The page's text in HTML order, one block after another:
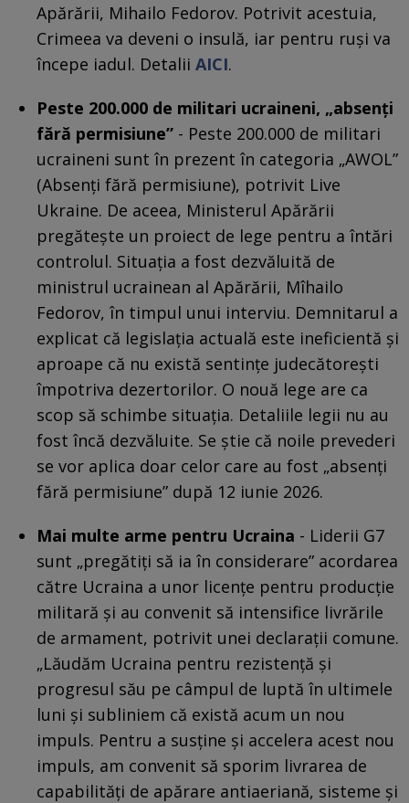
Apărării, Mihailo Fedorov. Potrivit acestuia,
Crimeea va deveni o insulă, iar pentru ruși va
începe iadul. Detalii AICI.
Peste 200.000 de militari ucraineni, „absenți
fără permisiune” - Peste 200.000 de militari
ucraineni sunt în prezent în categoria „AWOL”
(Absenți fără permisiune), potrivit Live
Ukraine. De aceea, Ministerul Apărării
pregătește un proiect de lege pentru a întări
controlul. Situația a fost dezvăluită de
ministrul ucrainean al Apărării, Mîhailo
Fedorov, în timpul unui interviu. Demnitarul a
explicat că legislația actuală este ineficientă și
aproape că nu există sentințe judecătorești
împotriva dezertorilor. O nouă lege are ca
scop să schimbe situația. Detaliile legii nu au
fost încă dezvăluite. Se știe că noile prevederi
se vor aplica doar celor care au fost „absenți
fără permisiune” după 12 iunie 2026.
Mai multe arme pentru Ucraina - Liderii G7
sunt „pregătiți să ia în considerare” acordarea
către Ucraina a unor licențe pentru producție
militară și au convenit să intensifice livrările
de armament, potrivit unei declarații comune.
„Lăudăm Ucraina pentru rezistență și
progresul său pe câmpul de luptă în ultimele
luni și subliniem că există acum un nou
impuls. Pentru a susține și accelera acest nou
impuls, am convenit să sporim livrarea de
capabilități de apărare antiaeriană, sisteme și